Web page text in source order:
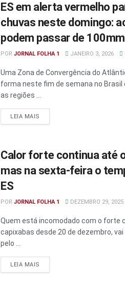
ES em alerta vermelho
chuvas neste domingo:
podem passar de 100mm
POR JORNAL FOLHA 1 JANEIRO 3, 2026
Uma Zona de Convergência do
forma neste fim de semana no
as regiões ...
LEIA MAIS
Calor forte continua até
mas na sexta-feira o
ES
POR JORNAL FOLHA 1 DEZEMBRO 29, 2025
Quem está incomodado com o forte
capixabas desde 20 de dezembro,
pelo ...
LEIA MAIS